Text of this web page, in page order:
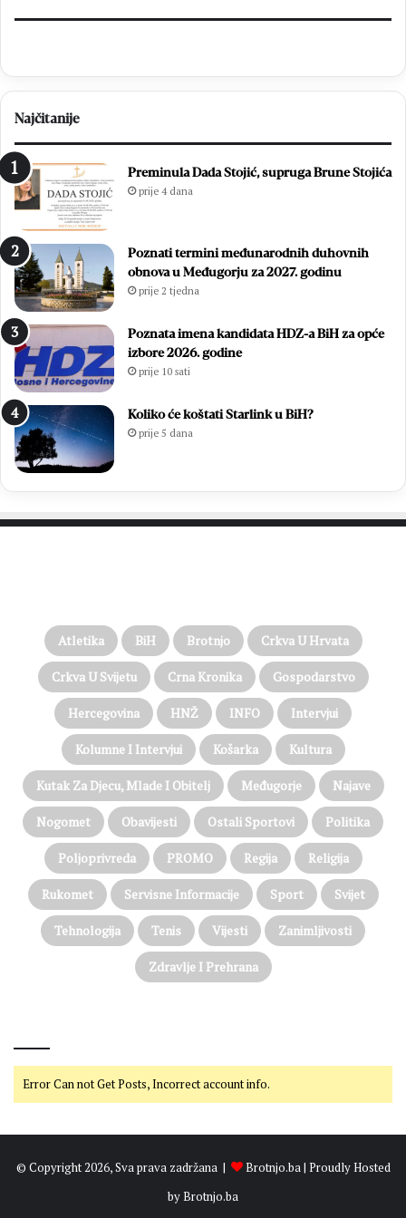
Najčitanije
Preminula Dada Stojić, supruga Brune Stojića
prije 4 dana
Poznati termini međunarodnih duhovnih
obnova u Međugorju za 2027. godinu
prije 2 tjedna
Poznata imena kandidata HDZ-a BiH za opće
izbore 2026. godine
prije 10 sati
Koliko će koštati Starlink u BiH?
prije 5 dana
Atletika BiH Brotnjo Crkva U Hrvata
Crkva U Svijetu Crna Kronika Gospodarstvo
Hercegovina HNŽ INFO Intervjui
Kolumne I Intervjui Košarka Kultura
Kutak Za Djecu, Mlade I Obitelj Međugorje Najave
Nogomet Obavijesti Ostali Sportovi Politika
Poljoprivreda PROMO Regija Religija
Rukomet Servisne Informacije Sport Svijet
Tehnologija Tenis Vijesti Zanimljivosti
Zdravlje I Prehrana
Error Can not Get Posts, Incorrect account info.
© Copyright 2026, Sva prava zadržana | Brotnjo.ba| Proudly Hosted
byBrotnjo.ba